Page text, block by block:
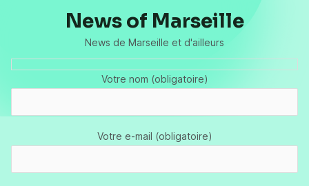
News of Marseille
News de Marseille et d'ailleurs
Votre nom (obligatoire)
Votre e-mail (obligatoire)